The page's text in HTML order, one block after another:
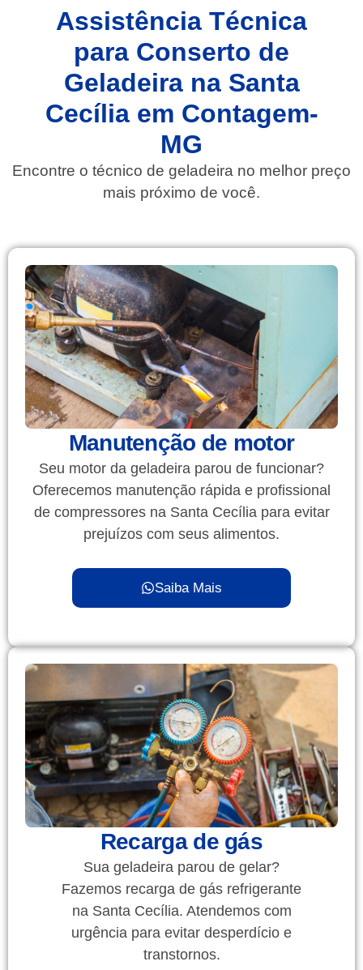
Assistência Técnica
para Conserto de
Geladeira na Santa
Cecília em Contagem-
MG​
Encontre o técnico de geladeira no melhor preço
mais próximo de você.
Manutenção de motor
Seu motor da geladeira parou de funcionar?
Oferecemos manutenção rápida e profissional
de compressores na Santa Cecília para evitar
prejuízos com seus alimentos.
Saiba Mais
Recarga de gás
Sua geladeira parou de gelar?
Fazemos recarga de gás refrigerante
na Santa Cecília. Atendemos com
urgência para evitar desperdício e
transtornos.